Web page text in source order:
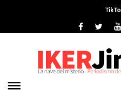
of type array|string is deprecated in
content/plugins/wordfence/
waf/src/lib/rules.phpon line1896